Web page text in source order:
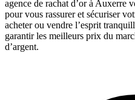
agence de rachat d’or à Auxerre
pour vous rassurer et sécuriser
acheter ou vendre l’esprit
garantir les meilleurs prix du
d’argent.